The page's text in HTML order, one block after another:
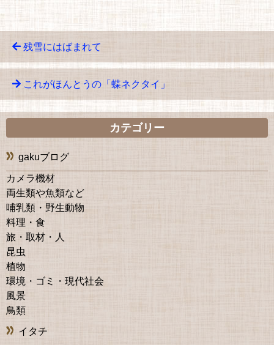
残雪にはばまれて
これがほんとうの「蝶ネクタイ」
カテゴリー
gakuブログ
カメラ機材
両生類や魚類など
哺乳類・野生動物
料理・食
旅・取材・人
昆虫
植物
環境・ゴミ・現代社会
風景
鳥類
イタチ